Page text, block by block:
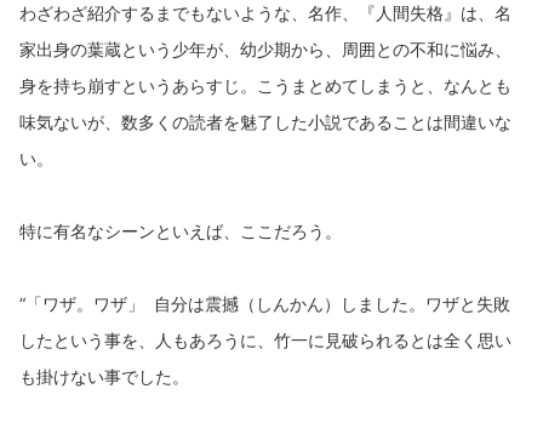
わざわざ紹介するまでもないような、名作、『人間失格』は、名
家出身の葉蔵という少年が、幼少期から、周囲との不和に悩み、
身を持ち崩すというあらすじ。こうまとめてしまうと、なんとも
味気ないが、数多くの読者を魅了した小説であることは間違いな
い。
特に有名なシーンといえば、ここだろう。
“「ワザ。ワザ」 自分は震撼（しんかん）しました。ワザと失敗
したという事を、人もあろうに、竹一に見破られるとは全く思い
も掛けない事でした。